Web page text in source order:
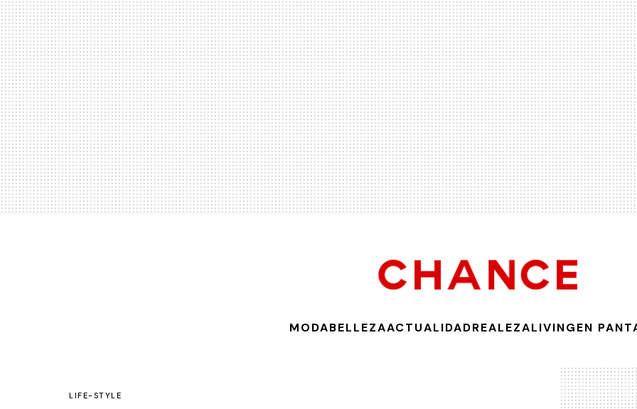
MODABELLEZAACTUALIDADREALEZALIVINGEN
LIFE-STYLE